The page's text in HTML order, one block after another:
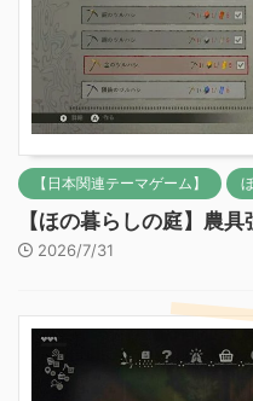
【日本関連テーマゲーム】
【ほの暮らしの庭】農
2026/7/31